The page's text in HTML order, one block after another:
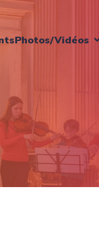
Photos/Vidéos